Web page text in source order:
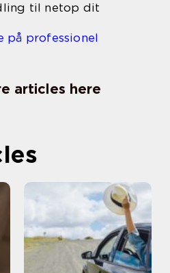
til netop dit
på professionel
articles here